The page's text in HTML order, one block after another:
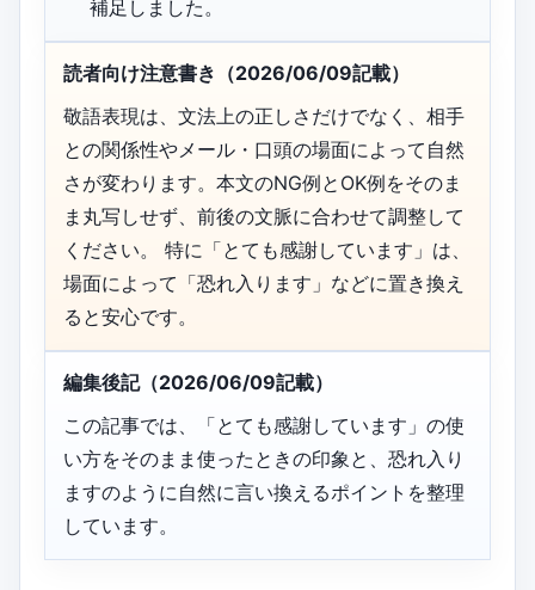
補足しました。
読者向け注意書き（2026/06/09記載）
敬語表現は、文法上の正しさだけでなく、相手
との関係性やメール・口頭の場面によって自然
さが変わります。本文のNG例とOK例をそのま
ま丸写しせず、前後の文脈に合わせて調整して
ください。 特に「とても感謝しています」は、
場面によって「恐れ入ります」などに置き換え
ると安心です。
編集後記（2026/06/09記載）
この記事では、「とても感謝しています」の使
い方をそのまま使ったときの印象と、恐れ入り
ますのように自然に言い換えるポイントを整理
しています。